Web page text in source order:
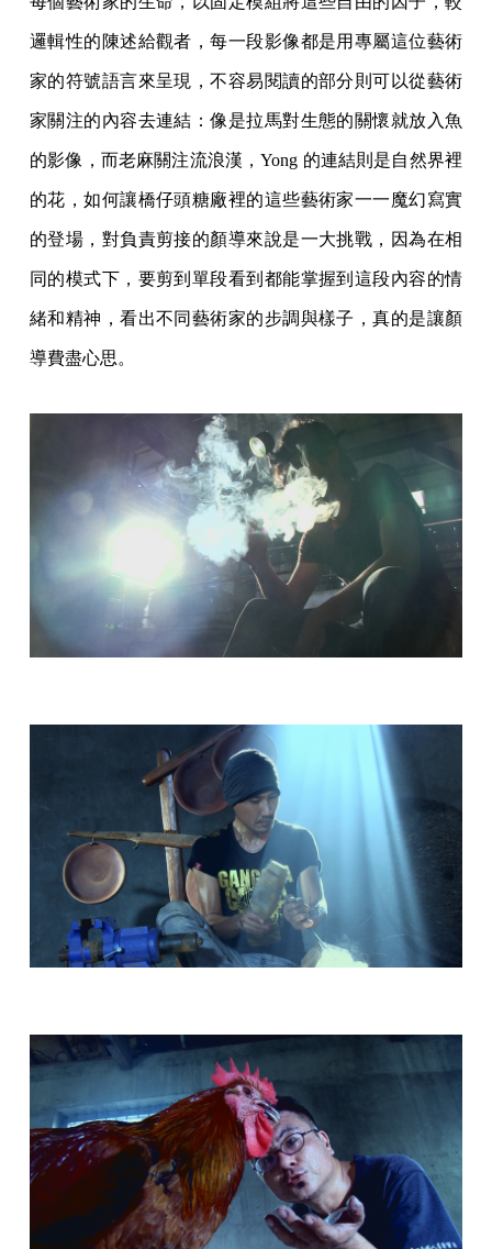
邏輯性的陳述給觀者，每一段影像都是用專屬這位藝術
家的符號語言來呈現，不容易閱讀的部分則可以從藝術
家關注的內容去連結：像是拉馬對生態的關懷就放入魚
的影像，而老麻關注流浪漢，Yong 的連結則是自然界裡
的花，如何讓橋仔頭糖廠裡的這些藝術家一一魔幻寫實
的登場，對負責剪接的顏導來說是一大挑戰，因為在相
同的模式下，要剪到單段看到都能掌握到這段內容的情
緒和精神，看出不同藝術家的步調與樣子，真的是讓顏
導費盡心思。